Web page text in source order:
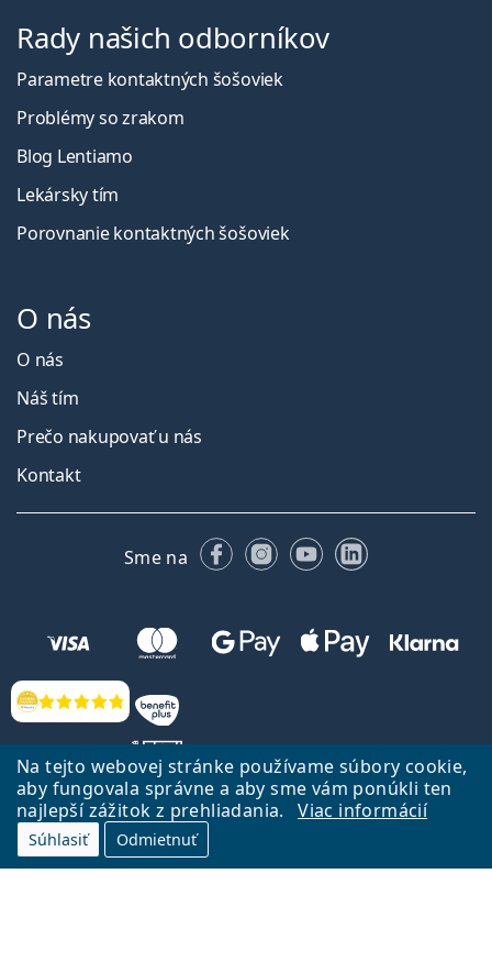
Na tejto webovej stránke používame súbory cookie,
aby fungovala správne a aby sme vám ponúkli ten
najlepší zážitok z prehliadania.
Viac informácií
Súhlasiť Odmietnuť
Hodnotenia
Rady našich odborníkov
Parametre kontaktných šošoviek
Problémy so zrakom
Blog Lentiamo
Lekársky tím
Porovnanie kontaktných šošoviek
O nás
O nás
Náš tím
Prečo nakupovať u nás
Kontakt
Sme na FacebookuInstagrame
YouTubeLinkedIn
Späť na Úvodnu stránku
Lentiamo.sk vlastní a prevádzkuje spoločnosť Lentiamo s.r.o., Česká